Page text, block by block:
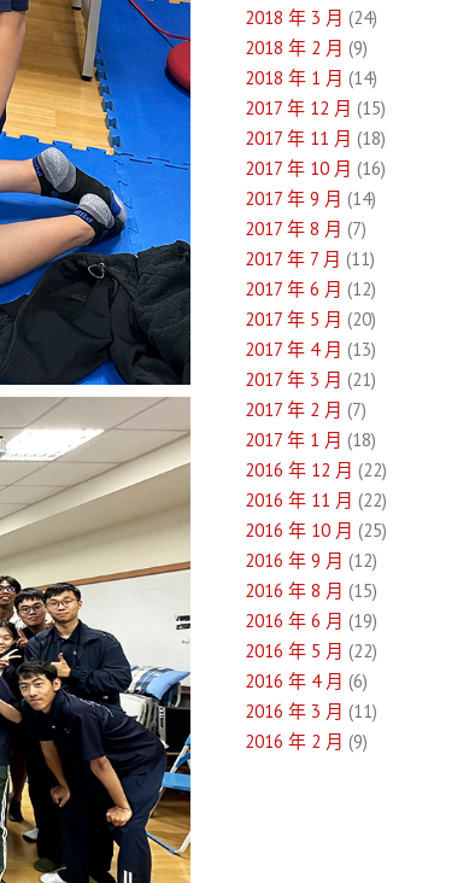
2018 年 3 月 (24)
2018 年 2 月 (9)
2018 年 1 月 (14)
2017 年 12 月 (15)
2017 年 11 月 (18)
2017 年 10 月 (16)
2017 年 9 月 (14)
2017 年 8 月 (7)
2017 年 7 月 (11)
2017 年 6 月 (12)
2017 年 5 月 (20)
2017 年 4 月 (13)
2017 年 3 月 (21)
2017 年 2 月 (7)
2017 年 1 月 (18)
2016 年 12 月 (22)
2016 年 11 月 (22)
2016 年 10 月 (25)
2016 年 9 月 (12)
2016 年 8 月 (15)
2016 年 6 月 (19)
2016 年 5 月 (22)
2016 年 4 月 (6)
2016 年 3 月 (11)
2016 年 2 月 (9)